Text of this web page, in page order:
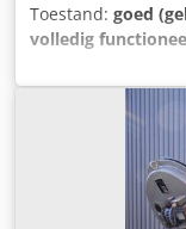
Toestand: goed
volledig
gebruikt voor het
geschikt is voor
zaden, enz.
2-1 roestvrijstalen
handmatige
lang x 795 mm
880 mm breed x